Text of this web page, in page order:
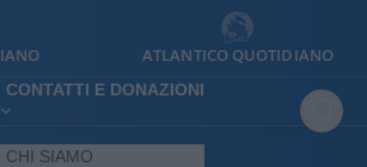
ATLANTICO QUOTIDIANO
CONTATTI E DONAZIONI
CHI SIAMO